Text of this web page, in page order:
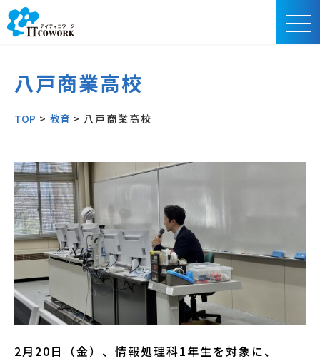
八戸商業高校
TOP > 教育 > 八戸商業高校
2月20日（金）、情報処理科1年生を対象に、